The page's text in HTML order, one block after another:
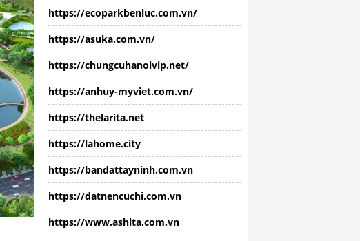
https://ecoparkbenluc.com.vn/
https://asuka.com.vn/
https://chungcuhanoivip.net/
https://anhuy-myviet.com.vn/
https://thelarita.net
https://lahome.city
https://bandattayninh.com.vn
https://datnencuchi.com.vn
https://www.ashita.com.vn